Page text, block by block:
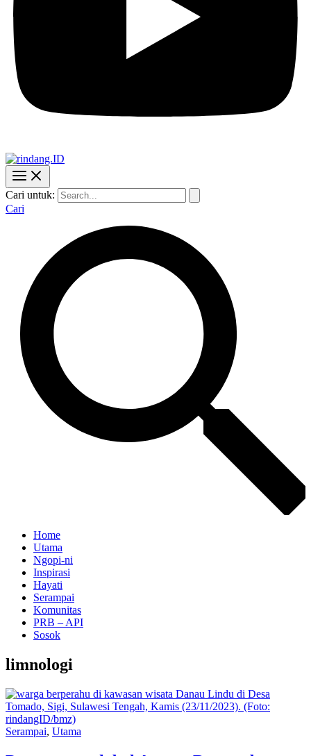
Cari untuk:
Cari
Home
Utama
Ngopi-ni
Inspirasi
Hayati
Serampai
Komunitas
PRB – API
Sosok
limnologi
Serampai, Utama